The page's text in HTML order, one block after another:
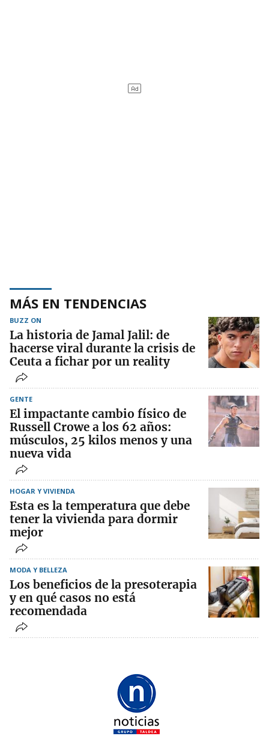
MÁS EN TENDENCIAS
BUZZ ON
La historia de Jamal Jalil: de
hacerse viral durante la crisis de
Ceuta a fichar por un reality
GENTE
El impactante cambio físico de
Russell Crowe a los 62 años:
músculos, 25 kilos menos y una
nueva vida
HOGAR Y VIVIENDA
Esta es la temperatura que debe
tener la vivienda para dormir
mejor
MODA Y BELLEZA
Los beneficios de la presoterapia
y en qué casos no está
recomendada